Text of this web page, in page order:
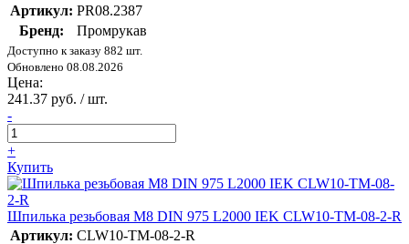
Артикул: PR08.2387
Бренд:
Промрукав
Доступно к заказу 882 шт.
Обновлено 08.08.2026
Цена:
241.37 руб. / шт.
-
+
Купить
Шпилька резьбовая М8 DIN 975 L2000 IEK CLW10-TM-08-2-R
Артикул: CLW10-TM-08-2-R